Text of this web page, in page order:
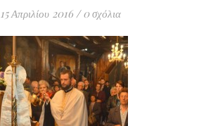
15 Απριλίου 2016 / 0 σχόλια